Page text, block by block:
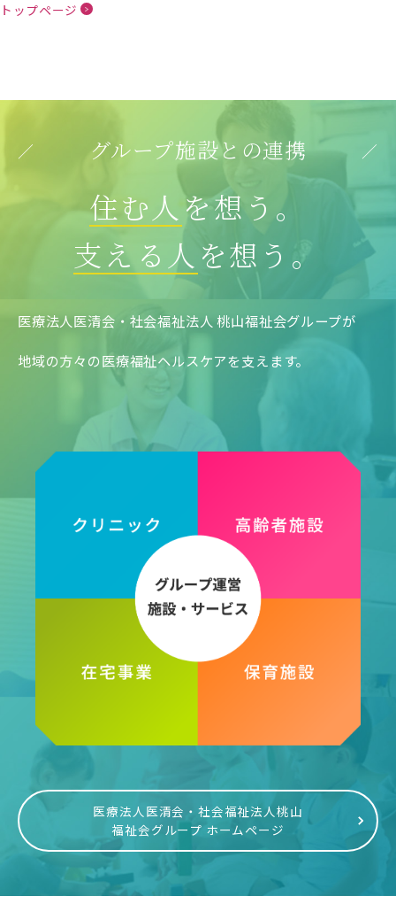
トップページ
グループ施設との連携
住む人を想う。
支える人 を想う。
医療法人医清会・社会福祉法人 桃山福祉会グループが
地域の方々の医療福祉ヘルスケアを支えます。
医療法人医清会・社会福祉法人桃山
福祉会グループ ホームページ